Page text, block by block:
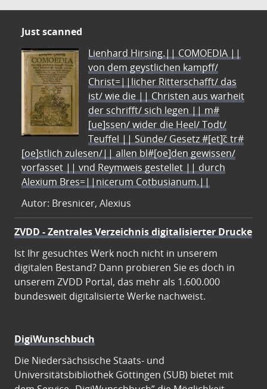
Just scanned
Lienhard Hirsing.|| COMOEDIA ||
von dem geystlichen kampff/
Christ=||licher Ritterschafft/ das
ist/ wie die || Christen aus warheit
der schrifft/ sich legen || m#
[ue]ssen/ wider die Heel/ Todt/
Teuffel || Sünde/ Gesetz #[et]c̃ tr#
[oe]stlich zulesen/|| allen bl#[oe]den gewissen/
vorfasset || vnd Reymweis gestellet || durch
Alexium Bres=||nicerum Cotbusianum.||
Autor: Bresnicer, Alexius
ZVDD - Zentrales Verzeichnis digitalisierter Drucke
Ist Ihr gesuchtes Werk noch nicht in unserem
digitalen Bestand? Dann probieren Sie es doch in
unserem ZVDD Portal, das mehr als 1.600.000
bundesweit digitalisierte Werke nachweist.
DigiWunschbuch
Die Niedersächsische Staats- und
Universitätsbibliothek Göttingen (SUB) bietet mit